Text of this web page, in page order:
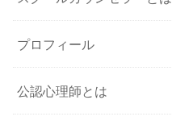
プロフィール
公認心理師とは